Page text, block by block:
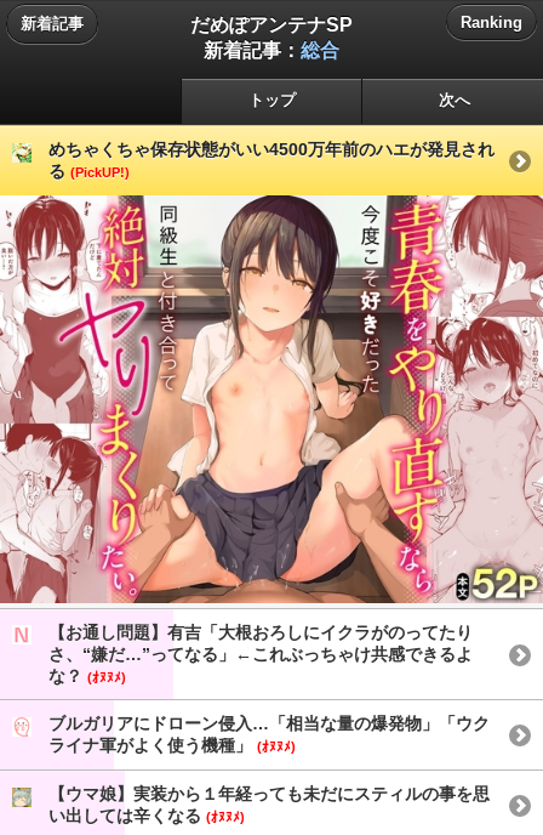
新着記事
だめぽアンテナSP
新着記事： 総合
Ranking
トップ 次へ
めちゃくちゃ保存状態がいい4500万年前のハエが発見され
る (PickUP!)
【お通し問題】有吉「大根おろしにイクラがのってたり
さ、“嫌だ…”ってなる」←これぶっちゃけ共感できるよ
な？ (ｵﾇﾇﾒ)
ブルガリアにドローン侵入…「相当な量の爆発物」「ウク
ライナ軍がよく使う機種」
(ｵﾇﾇﾒ)
【ウマ娘】実装から１年経っても未だにスティルの事を思
い出しては辛くなる (ｵﾇﾇﾒ)